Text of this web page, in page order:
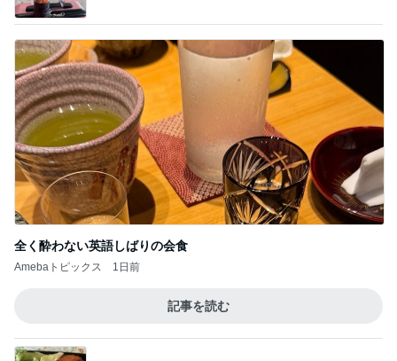
全く酔わない英語しばりの会食
Amebaトピックス 1日前
記事を読む